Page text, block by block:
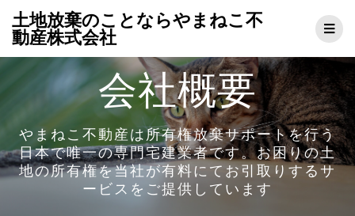
ン
ン
ツ
へ
ス
キ
ッ
プ
土地放棄のことならやまねこ不
動産株式会社
会社概要
やまねこ不動産は所有権放棄サポートを行う
日本で唯一の専門宅建業者です。お困りの土
地の所有権を当社が有料にてお引取りするサ
ービスをご提供しています